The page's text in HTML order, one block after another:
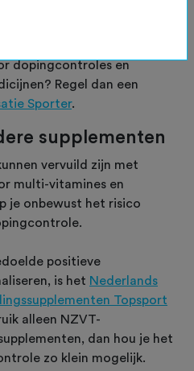
Exemption (TUE)
dopingcontroles en
Regel dan een
Sporter.
supplementen
vervuild zijn met
multi-vitamines en
je onbewust het risico
positieve
is het Nederlands
Topsport
alleen NZVT-
dan hou je het
zo klein mogelijk.